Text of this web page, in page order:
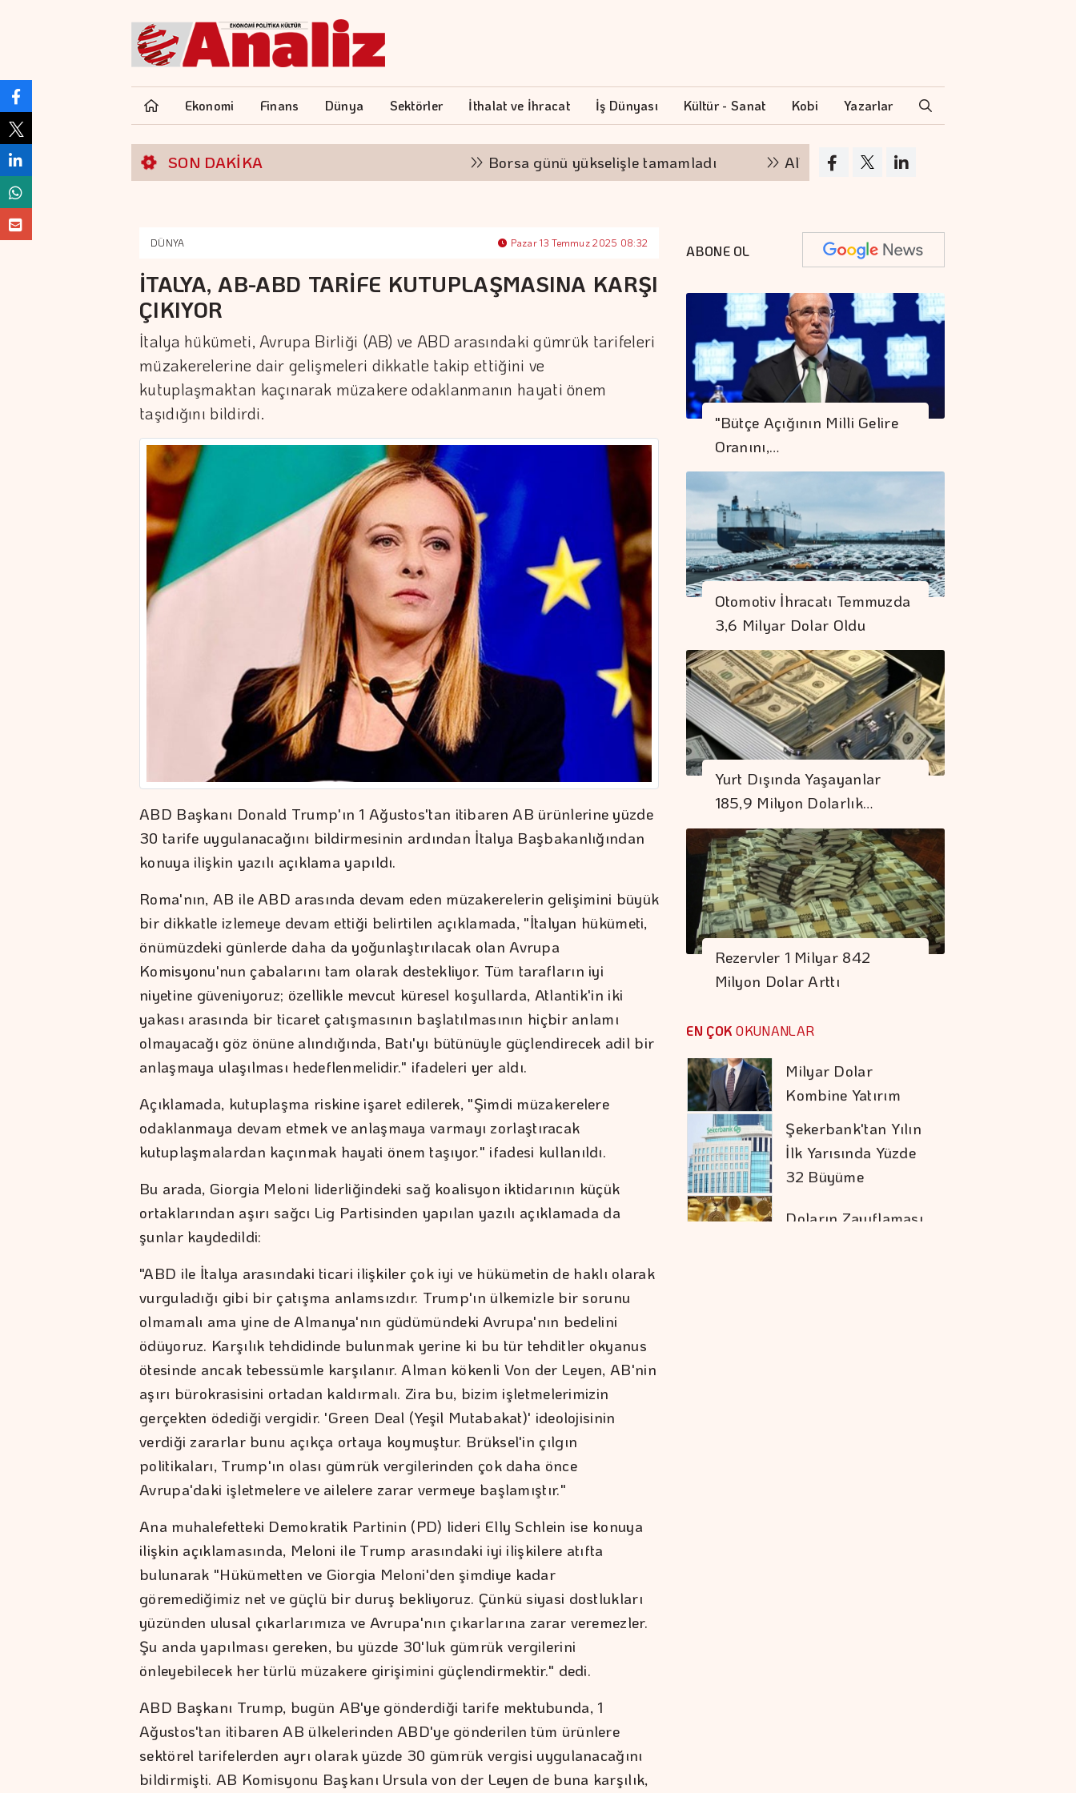
Ekonomi Finans Dünya Sektörler İthalat ve İhracat İş Dünyası Kültür - Sanat Kobi Yazarlar
SON DAKİKA Borsa günü yükselişle tamamladı Altının kilogramı 6 milyon 500 bin liraya
DÜNYA Pazar 13 Temmuz 2025 08:32
İTALYA, AB-ABD TARİFE KUTUPLAŞMASINA KARŞI
ÇIKIYOR
İtalya hükümeti, Avrupa Birliği (AB) ve ABD arasındaki gümrük tarifeleri
müzakerelerine dair gelişmeleri dikkatle takip ettiğini ve
kutuplaşmaktan kaçınarak müzakere odaklanmanın hayati önem
taşıdığını bildirdi.
ABD Başkanı Donald Trump'ın 1 Ağustos'tan itibaren AB ürünlerine yüzde
30 tarife uygulanacağını bildirmesinin ardından İtalya Başbakanlığından
konuya ilişkin yazılı açıklama yapıldı.
Roma'nın, AB ile ABD arasında devam eden müzakerelerin gelişimini büyük
bir dikkatle izlemeye devam ettiği belirtilen açıklamada, "İtalyan hükümeti,
önümüzdeki günlerde daha da yoğunlaştırılacak olan Avrupa
Komisyonu'nun çabalarını tam olarak destekliyor. Tüm tarafların iyi
niyetine güveniyoruz; özellikle mevcut küresel koşullarda, Atlantik'in iki
yakası arasında bir ticaret çatışmasının başlatılmasının hiçbir anlamı
olmayacağı göz önüne alındığında, Batı'yı bütünüyle güçlendirecek adil bir
anlaşmaya ulaşılması hedeflenmelidir." ifadeleri yer aldı.
Açıklamada, kutuplaşma riskine işaret edilerek, "Şimdi müzakerelere
odaklanmaya devam etmek ve anlaşmaya varmayı zorlaştıracak
kutuplaşmalardan kaçınmak hayati önem taşıyor." ifadesi kullanıldı.
Bu arada, Giorgia Meloni liderliğindeki sağ koalisyon iktidarının küçük
ortaklarından aşırı sağcı Lig Partisinden yapılan yazılı açıklamada da
şunlar kaydedildi:
"ABD ile İtalya arasındaki ticari ilişkiler çok iyi ve hükümetin de haklı olarak
vurguladığı gibi bir çatışma anlamsızdır. Trump'ın ülkemizle bir sorunu
olmamalı ama yine de Almanya'nın güdümündeki Avrupa'nın bedelini
ödüyoruz. Karşılık tehdidinde bulunmak yerine ki bu tür tehditler okyanus
ötesinde ancak tebessümle karşılanır. Alman kökenli Von der Leyen, AB'nin
aşırı bürokrasisini ortadan kaldırmalı. Zira bu, bizim işletmelerimizin
gerçekten ödediği vergidir. 'Green Deal (Yeşil Mutabakat)' ideolojisinin
verdiği zararlar bunu açıkça ortaya koymuştur. Brüksel'in çılgın
politikaları, Trump'ın olası gümrük vergilerinden çok daha önce
Avrupa'daki işletmelere ve ailelere zarar vermeye başlamıştır."
Ana muhalefetteki Demokratik Partinin (PD) lideri Elly Schlein ise konuya
ilişkin açıklamasında, Meloni ile Trump arasındaki iyi ilişkilere atıfta
bulunarak "Hükümetten ve Giorgia Meloni'den şimdiye kadar
göremediğimiz net ve güçlü bir duruş bekliyoruz. Çünkü siyasi dostlukları
yüzünden ulusal çıkarlarımıza ve Avrupa'nın çıkarlarına zarar veremezler.
Şu anda yapılması gereken, bu yüzde 30'luk gümrük vergilerini
önleyebilecek her türlü müzakere girişimini güçlendirmektir." dedi.
ABD Başkanı Trump, bugün AB'ye gönderdiği tarife mektubunda, 1
Ağustos'tan itibaren AB ülkelerinden ABD'ye gönderilen tüm ürünlere
sektörel tarifelerden ayrı olarak yüzde 30 gümrük vergisi uygulanacağını
bildirmişti. AB Komisyonu Başkanı Ursula von der Leyen de buna karşılık,
ABONE OL
"Bütçe Açığının Milli Gelire
Oranını,…
Otomotiv İhracatı Temmuzda
3,6 Milyar Dolar Oldu
Yurt Dışında Yaşayanlar
185,9 Milyon Dolarlık…
Rezervler 1 Milyar 842
Milyon Dolar Arttı
EN ÇOK OKUNANLAR
Gençler Veri Odaklı
Geleceğe
Hazırlanıyor
Borsa Günün İlk
Yarısında Değer
Kazandı
Borç Kıskacı
Derinleşiyor
Koç Holding 1,7
Kombine Yatırım
Yaptı
Şekerbank'tan Yılın
İlk Yarısında Yüzde
32 Büyüme
Doların Zayıflaması
Altına Yaradı